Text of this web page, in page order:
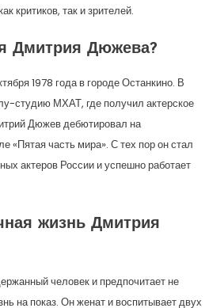
критиков, так и зрителей.
Дмитрия Дюжева?
1978 года в городе Останкино. В
студию МХАТ, где получил актерское
Дюжев дебютировал на
«Пятая часть мира». С тех пор он стал
актеров России и успешно работает
жизнь Дмитрия
человек и предпочитает не
на показ. Он женат и воспитывает двух